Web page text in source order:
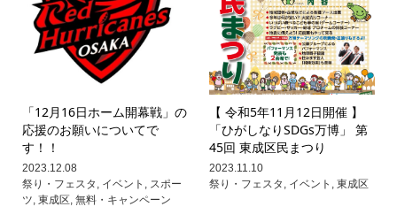
「12月16日ホーム開幕戦」の
応援のお願いについてで
す！！
2023.12.08
祭り・フェスタ , イベント , スポー
ツ, 東成区, 無料・キャンペーン
【 令和5年11月12日開催 】
「ひがしなりSDGs万博」 第
45回 東成区民まつり
2023.11.10
祭り・フェスタ , イベント ,東成区